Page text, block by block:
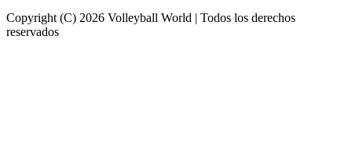
Copyright (C) 2026 Volleyball World | Todos los derechos
reservados